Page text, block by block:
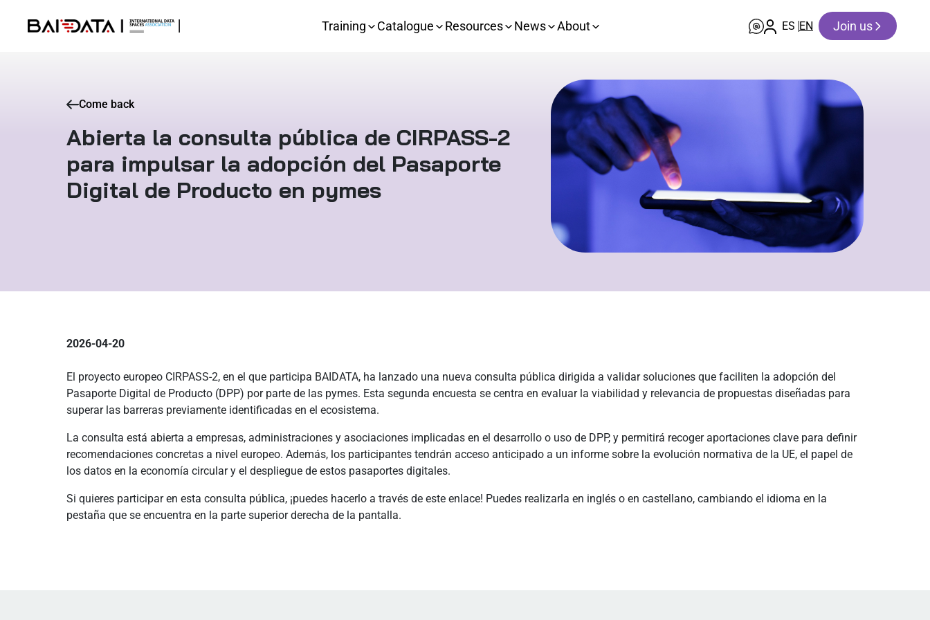
Training Catalogue Resources News About ES EN Join us
Come back
Abierta la consulta pública de CIRPASS-2
para impulsar la adopción del Pasaporte
Digital de Producto en pymes
2026-04-20
El proyecto europeo CIRPASS-2, en el que participa BAIDATA, ha lanzado una nueva consulta pública dirigida a validar soluciones que faciliten la adopción del
Pasaporte Digital de Producto (DPP) por parte de las pymes. Esta segunda encuesta se centra en evaluar la viabilidad y relevancia de propuestas diseñadas para
superar las barreras previamente identificadas en el ecosistema.
La consulta está abierta a empresas, administraciones y asociaciones implicadas en el desarrollo o uso de DPP, y permitirá recoger aportaciones clave para definir
recomendaciones concretas a nivel europeo. Además, los participantes tendrán acceso anticipado a un informe sobre la evolución normativa de la UE, el papel de
los datos en la economía circular y el despliegue de estos pasaportes digitales.
Si quieres participar en esta consulta pública, ¡puedes hacerlo a través de este enlace! Puedes realizarla en inglés o en castellano, cambiando el idioma en la
pestaña que se encuentra en la parte superior derecha de la pantalla.